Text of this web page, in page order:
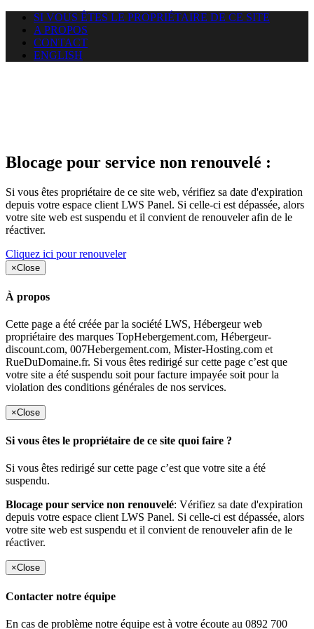
SI VOUS ÊTES LE PROPRIÉTAIRE DE CE SITE
A PROPOS
CONTACT
ENGLISH
Blocage pour service non renouvelé :
Si vous êtes propriétaire de ce site web, vérifiez sa date d'expiration
depuis votre espace client LWS Panel. Si celle-ci est dépassée, alors
votre site web est suspendu et il convient de renouveler afin de le
réactiver.
Cliquez ici pour renouveler
×Close
À propos
Cette page a été créée par la société LWS, Hébergeur web
propriétaire des marques TopHebergement.com, Hébergeur-
discount.com, 007Hebergement.com, Mister-Hosting.com et
RueDuDomaine.fr. Si vous êtes redirigé sur cette page c’est que
votre site a été suspendu soit pour facture impayée soit pour la
violation des conditions générales de nos services.
×Close
Si vous êtes le propriétaire de ce site quoi faire ?
Si vous êtes redirigé sur cette page c’est que votre site a été
suspendu.
Blocage pour service non renouvelé: Vérifiez sa date d'expiration
depuis votre espace client LWS Panel. Si celle-ci est dépassée, alors
votre site web est suspendu et il convient de renouveler afin de le
réactiver.
×Close
Contacter notre équipe
En cas de problème notre équipe est à votre écoute au 0892 700